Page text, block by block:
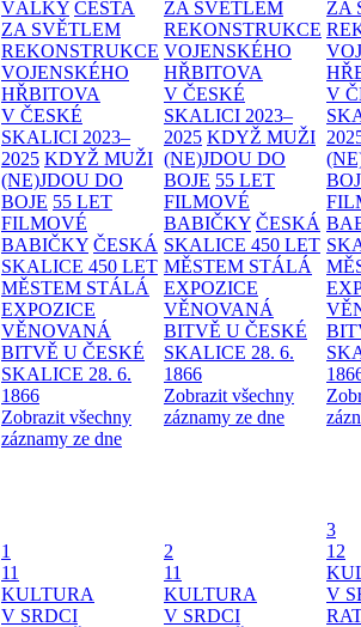
VÁLKY CESTA
ZA SVĚTLEM
REKONSTRUKCE
VOJENSKÉHO
HŘBITOVA
V ČESKÉ
SKALICI 2023–
2025 KDYŽ MUŽI
(NE)JDOU DO
BOJE 55 LET
FILMOVÉ
BABIČKY ČESKÁ
SKALICE 450 LET
MĚSTEM STÁLÁ
EXPOZICE
VĚNOVANÁ
BITVĚ U ČESKÉ
SKALICE 28. 6.
1866
Zobrazit všechny
záznamy ze dne
ZA SVĚTLEM
REKONSTRUKCE
VOJENSKÉHO
HŘBITOVA
V ČESKÉ
SKALICI 2023–
2025 KDYŽ MUŽI
(NE)JDOU DO
BOJE 55 LET
FILMOVÉ
BABIČKY ČESKÁ
SKALICE 450 LET
MĚSTEM STÁLÁ
EXPOZICE
VĚNOVANÁ
BITVĚ U ČESKÉ
SKALICE 28. 6.
1866
Zobrazit všechny
záznamy ze dne
ZA
V
1
11
KULTURA
V SRDCI
2
11
KULTURA
V SRDCI
3
12
V